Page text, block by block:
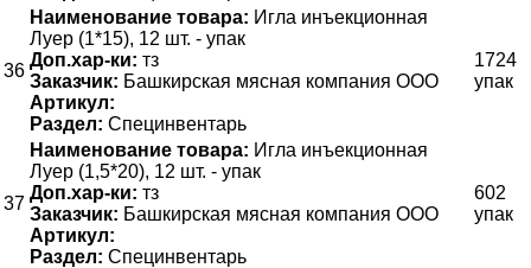
36
Наименование товара: Игла инъекционная
Луер (1*15), 12 шт. - упак
Доп.хар-ки: тз
Заказчик: Башкирская мясная компания ООО
Артикул:
Раздел: Специнвентарь
1724
упак
37
Наименование товара: Игла инъекционная
Луер (1,5*20), 12 шт. - упак
Доп.хар-ки: тз
Заказчик: Башкирская мясная компания ООО
Артикул:
Раздел: Специнвентарь
602
упак